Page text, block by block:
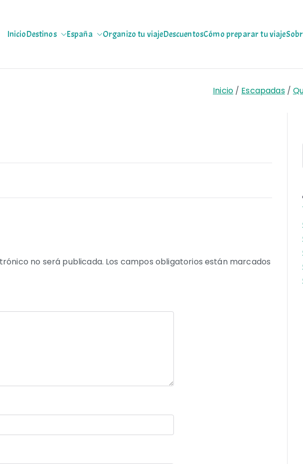
Viajeras
viajes y escapadas pa que te copies
InicioDestinos España Organizo tu viajeDescuentosCómo preparar tu viaje
Inicio Escapadas
no será publicada. Los campos obligatorios están marcados